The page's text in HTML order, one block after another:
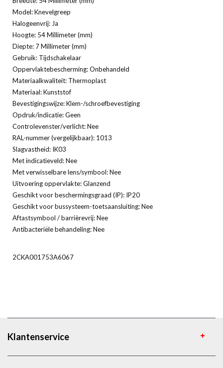
Model: Knevelgreep
Halogeenvrij: Ja
Hoogte: 54 Millimeter (mm)
Diepte: 7 Millimeter (mm)
Gebruik: Tijdschakelaar
Oppervlaktebescherming: Onbehandeld
Materiaalkwaliteit: Thermoplast
Materiaal: Kunststof
Bevestigingswijze: Klem-/schroefbevestiging
Opdruk/indicatie: Geen
Controlevenster/verlicht: Nee
RAL-nummer (vergelijkbaar): 1013
Slagvastheid: IK03
Met indicatieveld: Nee
Met verwisselbare lens/symbool: Nee
Uitvoering oppervlakte: Glanzend
Geschikt voor beschermingsgraad (IP): IP20
Geschikt voor bussysteem-toetsaansluiting: Nee
Aftastsymbool / barrièrevrij: Nee
Antibacteriële behandeling: Nee
2CKA001753A6067
Klantenservice